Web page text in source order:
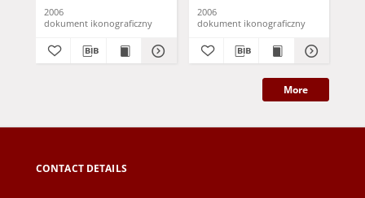
2006
dokument ikonograficzny
2006
dokument ikonograficzny
More
CONTACT DETAILS